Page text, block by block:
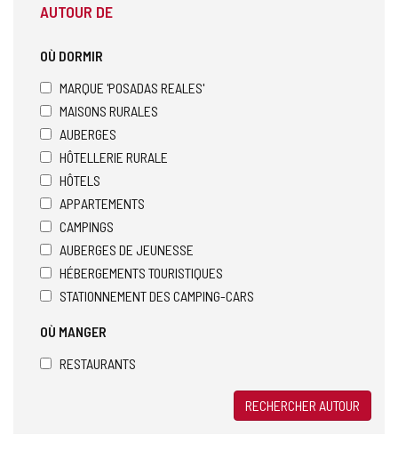
AUTOUR DE
OÙ DORMIR
MARQUE 'POSADAS REALES'
MAISONS RURALES
AUBERGES
HÔTELLERIE RURALE
HÔTELS
APPARTEMENTS
CAMPINGS
AUBERGES DE JEUNESSE
HÉBERGEMENTS TOURISTIQUES
STATIONNEMENT DES CAMPING-CARS
OÙ MANGER
RESTAURANTS
RECHERCHER AUTOUR